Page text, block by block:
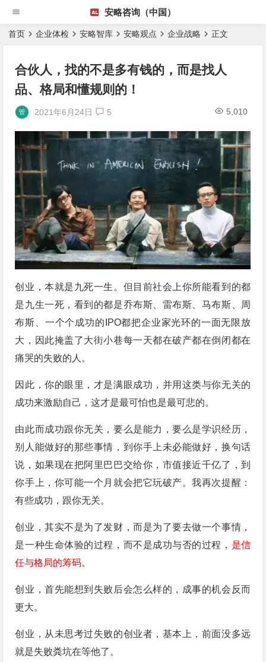
安略咨询（中国）
首页 企业体检 安略智库 安略观点 企业战略 正文
合伙人，找的不是多有钱的，而是找人
品、格局和懂规则的！
2021年6月24日 5 5,010
创业，本就是九死一生。但目前社会上你所能看到的都
是九生一死，看到的都是乔布斯、雷布斯、马布斯、周
布斯、一个个成功的IPO都把企业家光环的一面无限放
大，因此掩盖了大街小巷每一天都在破产都在倒闭都在
痛哭的失败的人。
因此，你的眼里，才是满眼成功，并用这类与你无关的
成功来激励自己，这才是最可怕也是最可悲的。
由此而成功跟你无关，要么是能力，要么是学识经历，
别人能做好的那些事情，到你手上未必能做好，换句话
说，如果现在把阿里巴巴交给你，市值接近千亿了，到
你手上，你可能一个月就会把它玩破产。我再次提醒：
有些成功，跟你无关。
创业，其实不是为了发财，而是为了要去做一个事情，
是一种生命体验的过程，而不是成功与否的过程， 是信
任与格局的筹码。
创业，首先能想到失败后会怎么样的，成事的机会反而
更大。
创业，从未思考过失败的创业者，基本上，前面没多远
就是失败粪坑在等他了。